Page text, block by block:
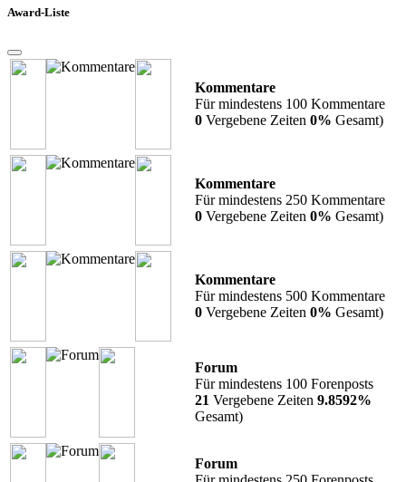
Award-Liste
Kommentare
Für mindestens 100 Kommentare
0 Vergebene Zeiten 0% Gesamt)
Kommentare
Für mindestens 250 Kommentare
0 Vergebene Zeiten 0% Gesamt)
Kommentare
Für mindestens 500 Kommentare
0 Vergebene Zeiten 0% Gesamt)
Forum
Für mindestens 100 Forenposts
21 Vergebene Zeiten 9.8592%
Gesamt)
Forum